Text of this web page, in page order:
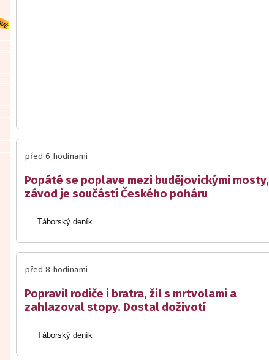
před 6 hodinami
Popáté se poplave mezi budějovickými mosty,
závod je součástí Českého poháru
Táborský deník
před 8 hodinami
Popravil rodiče i bratra, žil s mrtvolami a
zahlazoval stopy. Dostal doživotí
Táborský deník